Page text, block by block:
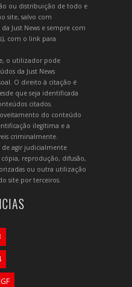
ou distribuição de todo e
site, salvo com
Just News e sempre com
com o link para
o utilizador pode
da Just News
O direito à citação é
que seja identificada
citados.
do conteúdo
ilegítima e a
criminalmente.
de agir judicialmente
reprodução, difusão,
ou outra utilização
site por terceiros.